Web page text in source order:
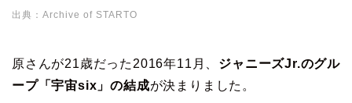
出典：Archive of STARTO
原さんが21歳だった2016年11月、 ジャニーズJr.のグル
ープ「宇宙six」の結成が決まりました。